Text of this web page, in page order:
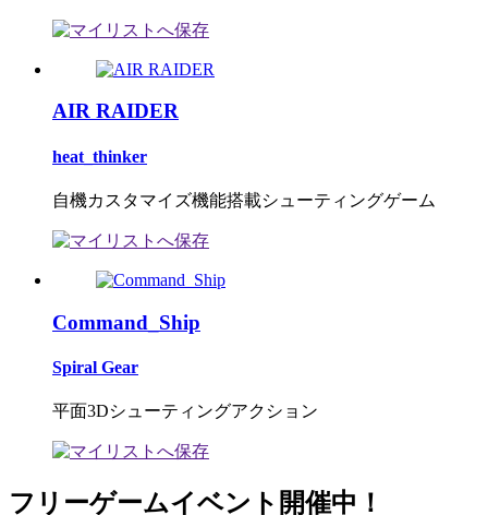
AIR RAIDER
heat_thinker
自機カスタマイズ機能搭載シューティングゲーム
Command_Ship
Spiral Gear
平面3Dシューティングアクション
フリーゲームイベント開催中！